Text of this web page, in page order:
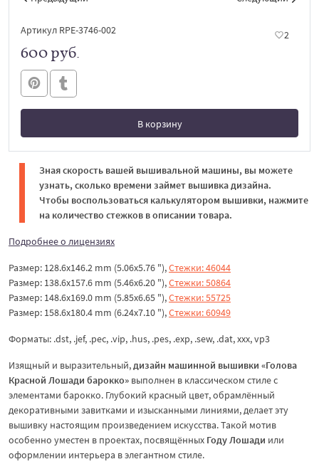
Артикул RPE-3746-002 2
600 руб.
В корзину
В корзине
Зная скорость вашей вышивальной машины, вы можете
узнать, сколько времени займет вышивка дизайна.
Чтобы воспользоваться калькулятором вышивки, нажмите
на количество стежков в описании товара.
Подробнее о лицензиях
Размер: 128.6x146.2 mm (5.06x5.76 "),Стежки: 46044
Размер: 138.6x157.6 mm (5.46x6.20 "),Стежки: 50864
Размер: 148.6x169.0 mm (5.85x6.65 "),Стежки: 55725
Размер: 158.6x180.4 mm (6.24x7.10 "),Стежки: 60949
Форматы: .dst, .jef, .pec, .vip, .hus, .pes, .exp, .sew, .dat, xxx, vp3
Изящный и выразительный, дизайн машинной вышивки «Голова
Красной Лошади барокко» выполнен в классическом стиле с
элементами барокко. Глубокий красный цвет, обрамлённый
декоративными завитками и изысканными линиями, делает эту
вышивку настоящим произведением искусства. Такой мотив
особенно уместен в проектах, посвящённых Году Лошади или
оформлении интерьера в элегантном стиле.